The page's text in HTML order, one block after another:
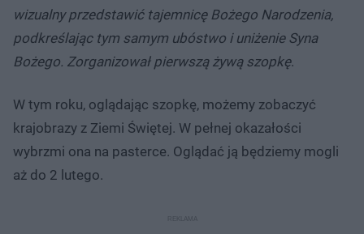
wizualny przedstawić tajemnicę Bożego Narodzenia,
podkreślając tym samym ubóstwo i uniżenie Syna
Bożego. Zorganizował pierwszą żywą szopkę.
W tym roku, oglądając szopkę, możemy zobaczyć
krajobrazy z Ziemi Świętej. W pełnej okazałości
wybrzmi ona na pasterce. Oglądać ją będziemy mogli
aż do 2 lutego.